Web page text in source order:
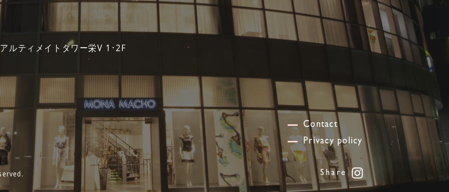
ルティメイトタワー栄V 1･2F
Contact
Privacy policy
Share